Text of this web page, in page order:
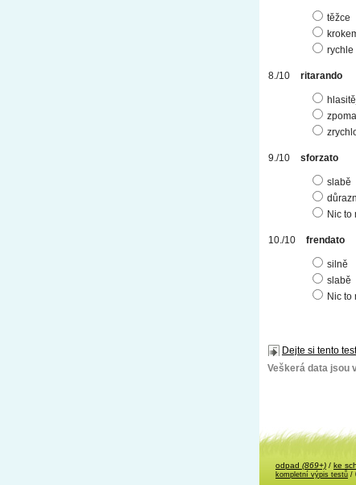
těžce
rychle
ritarando
sforzato
slabě
Nic to
frendato
silně
slabě
Nic to
Dejte si tento
Veškerá data jsou
odpad (869+) / ke
kompletní výpis testů /